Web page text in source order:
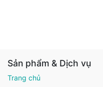
Sản phẩm & Dịch vụ
Trang chủ